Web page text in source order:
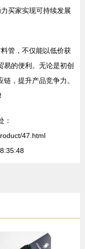
买家实现可持续发展
管，不仅能以低价获
易的便利。无论是初创
，提升产品竞争力。
：
47.html